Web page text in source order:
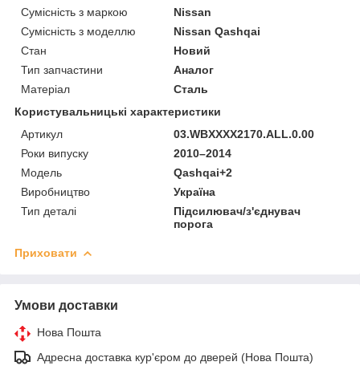
Сумісність з маркою
Nissan
Сумісність з моделлю
Nissan Qashqai
Стан
Новий
Тип запчастини
Аналог
Матеріал
Сталь
Користувальницькі характеристики
Артикул
03.WBXXXX2170.ALL.0.00
Роки випуску
2010–2014
Мoдель
Qashqai+2
Виробництво
Україна
Тип деталі
Підсилювач/з'єднувач
порога
Приховати
Умови доставки
Нова Пошта
Адресна доставка кур'єром до дверей (Нова Пошта)